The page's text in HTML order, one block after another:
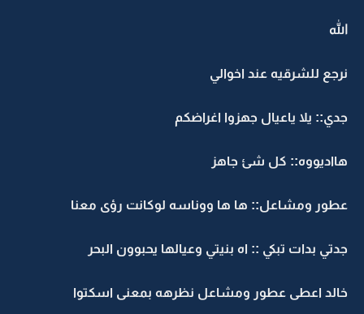
الله
نرجع للشرقيه عند اخوالي
جدي:: يلا ياعيال جهزوا اغراضكم
هااديووه:: كل شئ جاهز
عطور ومشاعل:: ها ها ووناسه لوكانت رؤى معنا
جدتي بدات تبكي :: اه بنيتي وعيالها يحبوون البحر
خالد اعطى عطور ومشاعل نظرهه بمعنى اسكتوا